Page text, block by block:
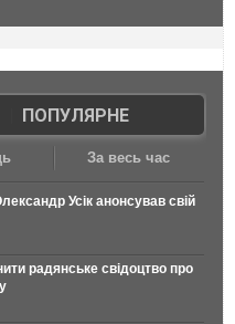
ПОПУЛЯРНЕ
За весь час
Усік анонсував свій
радянське свідоцтво про